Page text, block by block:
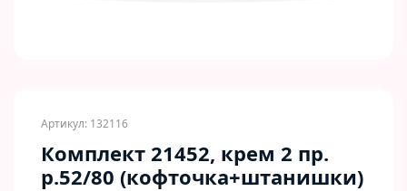
Артикул: 132116
Комплект 21452, крем 2 пр.
р.52/80 (кофточка+штанишки)